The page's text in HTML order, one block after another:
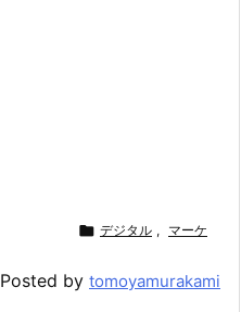
 デジタル , マーケ
Posted by tomoyamurakami